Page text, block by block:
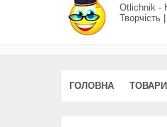
Otlichnik -
Творчість
ГОЛОВНА ТОВАРИ